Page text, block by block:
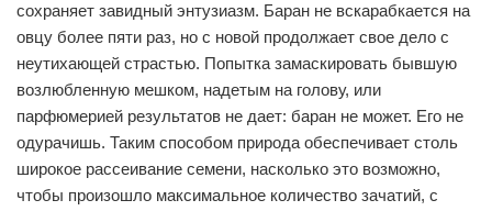
сохраняет завидный энтузиазм. Баран не вскарабкается на
овцу более пяти раз, но с новой продолжает свое дело с
неутихающей страстью. Попытка замаскировать бывшую
возлюбленную мешком, надетым на голову, или
парфюмерией результатов не дает: баран не может. Его не
одурачишь. Таким способом природа обеспечивает столь
широкое рассеивание семени, насколько это возможно,
чтобы произошло максимальное количество зачатий, с